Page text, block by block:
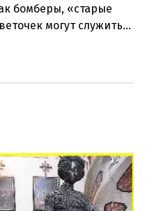
бомберы, «старые
могут служить
Оппоненты требуют